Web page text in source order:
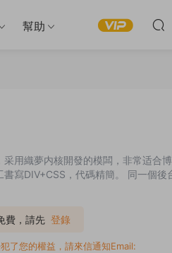
幫助
用織夢内核開發的模闆，非常适合
寫DIV+CSS，代碼精簡。 同一個後
費，請先 登錄
了您的權益，請來信通知Email: